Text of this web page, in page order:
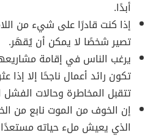
أبدًا.
إذا كنت قادرًا على شيء من
تصير شخصًا لا يمكن أن يُقهَر.
يرغب الناس في إقامة
تكون رائد أعمال ناجحًا إلا
تتقبل المخاطرة وحالات الفشل
إن الخوف من الموت نابع من
الذي يعيش ملء حياته